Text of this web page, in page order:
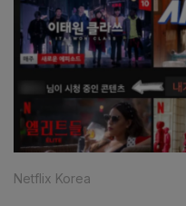
Netflix Korea